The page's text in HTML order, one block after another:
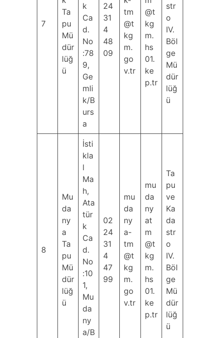
7
Ta
pu
Mü
dür
lüğ
ü
k
Ca
d.
No
:78
9,
Ge
mli
k/B
urs
a
24
31
4
48
09
tm
@t
kg
m.
go
v.tr
@t
kg
m.
hs
01.
ke
p.tr
str
o
IV.
Böl
ge
Mü
dür
lüğ
ü
8
Mu
da
ny
a
Ta
pu
Mü
dür
lüğ
ü
İsti
kla
l
Ma
h,
Ata
tür
k
Ca
d.
No
:10
1,
Mu
da
ny
a/B
02
24
31
4
47
99
mu
da
ny
a-
tm
@t
kg
m.
go
v.tr
mu
da
ny
at
m
@t
kg
m.
hs
01.
ke
p.tr
Ta
pu
ve
Ka
da
str
o
IV.
Böl
ge
Mü
dür
lüğ
ü